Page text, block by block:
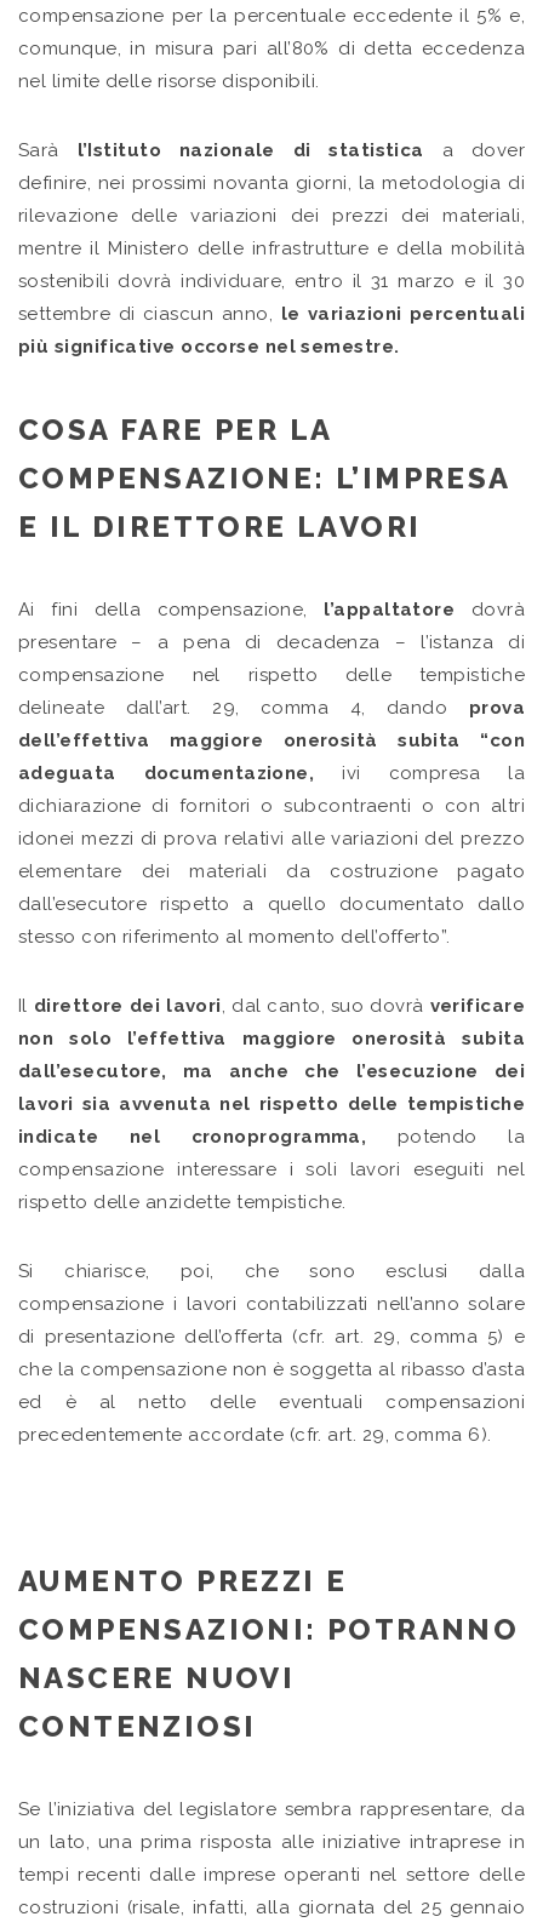
compensazione per la percentuale eccedente il 5% e,
comunque, in misura pari all’80% di detta eccedenza
nel limite delle risorse disponibili.
Sarà l’Istituto nazionale di statistica a dover
definire, nei prossimi novanta giorni, la metodologia di
rilevazione delle variazioni dei prezzi dei materiali,
mentre il Ministero delle infrastrutture e della mobilità
sostenibili dovrà individuare, entro il 31 marzo e il 30
settembre di ciascun anno, le variazioni percentuali
più significative occorse nel semestre.
COSA FARE PER LA
COMPENSAZIONE: L’IMPRESA
E IL DIRETTORE LAVORI
Ai fini della compensazione, l’appaltatore dovrà
presentare – a pena di decadenza – l’istanza di
compensazione nel rispetto delle tempistiche
delineate dall’art. 29, comma 4, dando prova
dell’effettiva maggiore onerosità subita “con
adeguata documentazione, ivi compresa la
dichiarazione di fornitori o subcontraenti o con altri
idonei mezzi di prova relativi alle variazioni del prezzo
elementare dei materiali da costruzione pagato
dall’esecutore rispetto a quello documentato dallo
stesso con riferimento al momento dell’offerto”.
Il direttore dei lavori, dal canto, suo dovrà verificare
non solo l’effettiva maggiore onerosità subita
dall’esecutore, ma anche che l’esecuzione dei
lavori sia avvenuta nel rispetto delle tempistiche
indicate nel cronoprogramma, potendo la
compensazione interessare i soli lavori eseguiti nel
rispetto delle anzidette tempistiche.
Si chiarisce, poi, che sono esclusi dalla
compensazione i lavori contabilizzati nell’anno solare
di presentazione dell’offerta (cfr. art. 29, comma 5) e
che la compensazione non è soggetta al ribasso d’asta
ed è al netto delle eventuali compensazioni
precedentemente accordate (cfr. art. 29, comma 6).
AUMENTO PREZZI E
COMPENSAZIONI: POTRANNO
NASCERE NUOVI
CONTENZIOSI
Se l’iniziativa del legislatore sembra rappresentare, da
un lato, una prima risposta alle iniziative intraprese in
tempi recenti dalle imprese operanti nel settore delle
costruzioni (risale, infatti, alla giornata del 25 gennaio